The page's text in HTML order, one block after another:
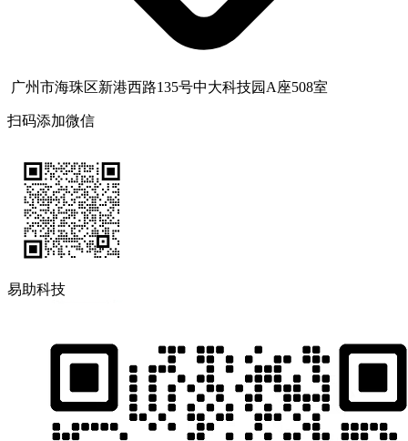
广州市海珠区新港西路135号中大科技园A座508室
扫码添加微信
易助科技